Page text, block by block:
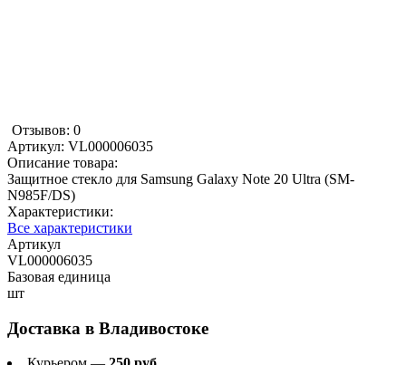
Отзывов: 0
Артикул: VL000006035
Описание товара:
Защитное стекло для Samsung Galaxy Note 20 Ultra (SM-
N985F/DS)
Характеристики:
Все характеристики
Артикул
VL000006035
Базовая единица
шт
Доставка в Владивостоке